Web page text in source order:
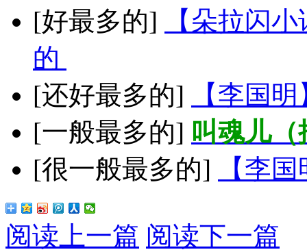
[好最多的]
【朵拉闪
的
[还好最多的]
【李国
[一般最多的] 叫魂儿
[很一般最多的]
【李
阅读上一篇 阅读下一篇